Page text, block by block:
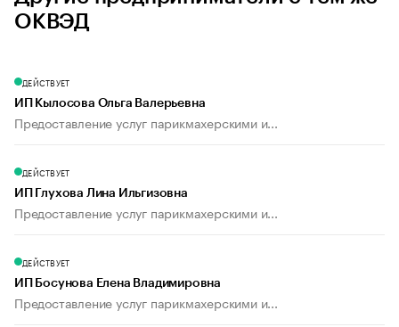
ОКВЭД
ДЕЙСТВУЕТ
ИП Кылосова Ольга Валерьевна
Предоставление услуг парикмахерскими и...
ДЕЙСТВУЕТ
ИП Глухова Лина Ильгизовна
Предоставление услуг парикмахерскими и...
ДЕЙСТВУЕТ
ИП Босунова Елена Владимировна
Предоставление услуг парикмахерскими и...